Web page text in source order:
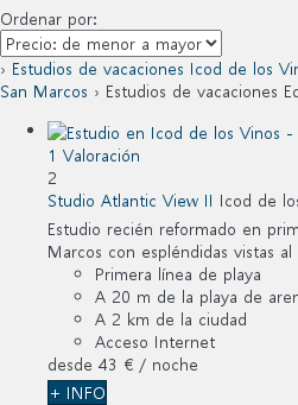
Ordenar por:
› Estudios de vacaciones Icod de los
San Marcos › Estudios de vacaciones
1 Valoración
2
Studio Atlantic View II Icod de
Estudio recién reformado en
Marcos con espléndidas vistas
Primera línea de playa
A 20 m de la playa de
A 2 km de la ciudad
Acceso Internet
desde 43 € / noche
+ INFO